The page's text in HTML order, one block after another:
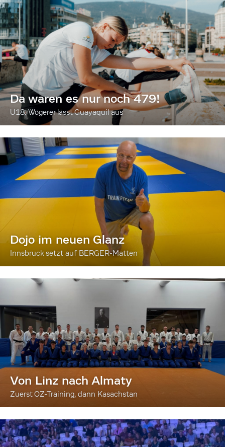
Da waren es nur noch 479!
U18: Wögerer lässt Guayaquil aus
Dojo im neuen Glanz
Innsbruck setzt auf BERGER-Matten
Von Linz nach Almaty
Zuerst OZ-Training, dann Kasachstan